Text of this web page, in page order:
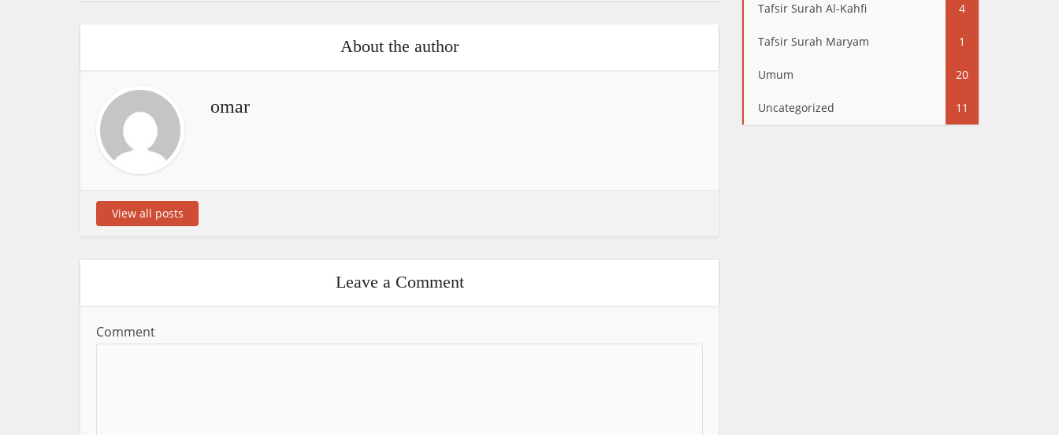
About the author
omar
View all posts
Leave a Comment
Comment
Tafsir Surah Al-Kahfi 4
Tafsir Surah Maryam 1
Umum 20
Uncategorized 11